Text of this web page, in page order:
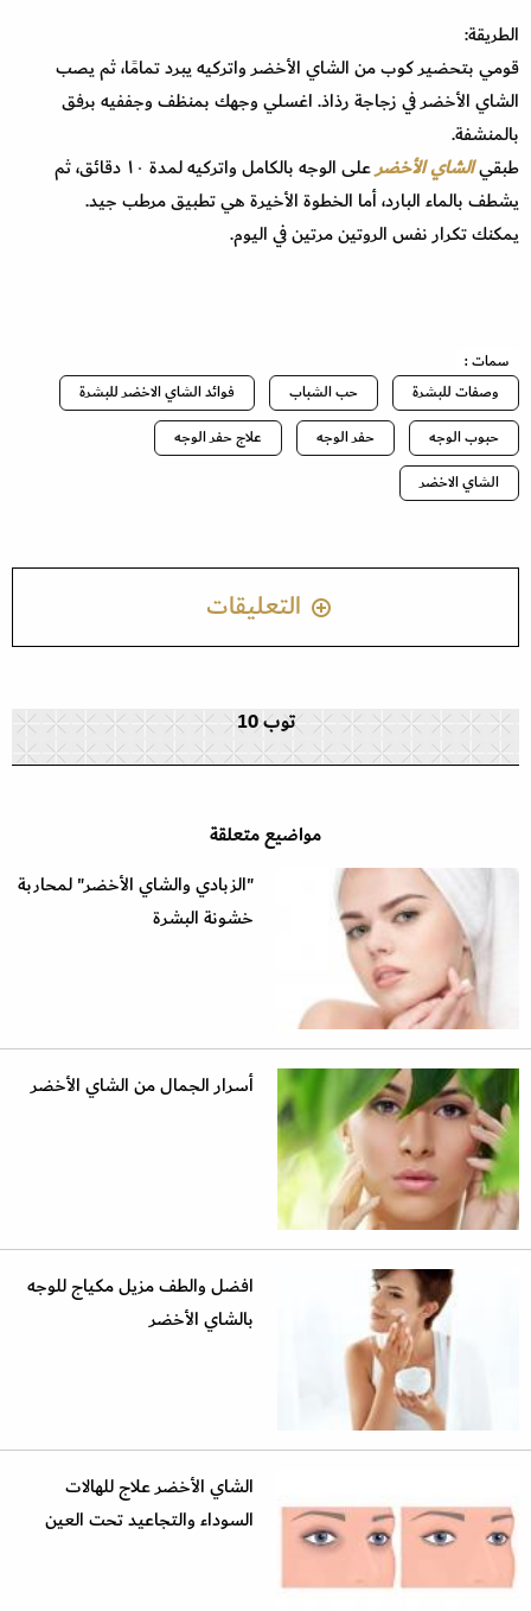
الطريقة:
قومي بتحضير كوب من الشاي الأخضر واتركيه يبرد تمامًا، ثم يصب
الشاي الأخضر في زجاجة رذاذ. اغسلي وجهك بمنظف وجففيه برفق
بالمنشفة.
طبقيالشاي الأخضر
على الوجه بالكامل واتركيه لمدة ١٠ دقائق، ثم
يشطف بالماء البارد، أما الخطوة الأخيرة هي تطبيق مرطب جيد.
يمكنك تكرار نفس الروتين مرتين في اليوم.
سمات :
وصفات للبشرة
حب الشباب
فوائد الشاي الاخضر للبشرة
حبوب الوجه
حفر الوجه
علاج حفر الوجه
الشاي الاخضر
التعليقات
توب 10
مواضيع متعلقة
"الزبادي والشاي الأخضر" لمحاربة
خشونة البشرة
أسرار الجمال من الشاي الأخضر
افضل والطف مزيل مكياج للوجه
بالشاي الأخضر
الشاي الأخضر علاج للهالات
السوداء والتجاعيد تحت العين